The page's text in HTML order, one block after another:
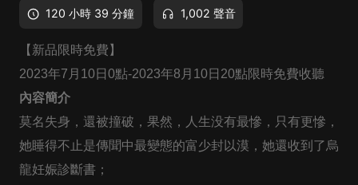
120 小時 39 分鐘 1,002 聲音
【新品限時免費】
2023年7月10日0點-2023年8月10日20點限時免費收聽
內容簡介
莫名失身，還被撞破，果然，人生没有最慘，只有更慘，
她睡得不止是傳聞中最變態的富少封以漠，她還收到了烏
龍妊娠診斷書；